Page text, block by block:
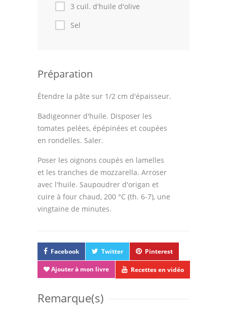
Cuisine Libanaise
Fêtes Religieuses
Forum
Thèmes
3 cuil. d'huile d'olive
Sel
Préparation
Étendre la pâte sur 1/2 cm d'épaisseur.
Badigeonner d'huile. Disposer les
tomates pelées, épépinées et coupées
en rondelles. Saler.
Poser les oignons coupés en lamelles
et les tranches de mozzarella. Arroser
avec l'huile. Saupoudrer d'origan et
cuire à four chaud, 200 °C (th. 6-7), une
vingtaine de minutes.
Facebook Twitter Pinterest
Ajouter à mon livre Recettes en vidéo
Remarque(s)